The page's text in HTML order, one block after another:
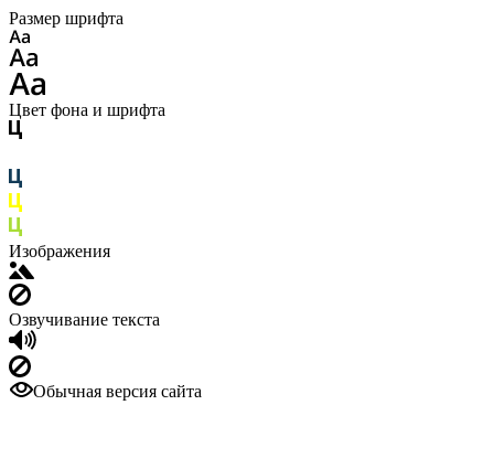
Размер шрифта
Цвет фона и шрифта
Изображения
Озвучивание текста
Обычная версия сайта